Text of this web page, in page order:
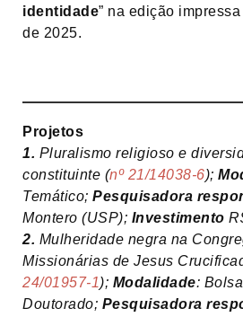
identidade” na edição
de 2025.
Projetos
1. Pluralismo religioso e
constituinte (nº 21/14038-6);
Temático; Pesquisadora
Montero (USP); Investimento
2. Mulheridade negra na
Missionárias de Jesus
24/01957-1); Modalidade:
Doutorado; Pesquisadora